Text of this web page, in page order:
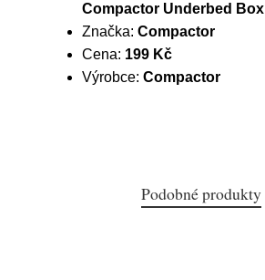
Compactor Underbed Box
Značka: Compactor
Cena: 199 Kč
Výrobce: Compactor
Podobné produkty